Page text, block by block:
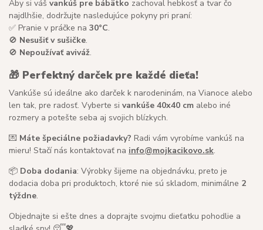
Aby si váš vankúš pre bábätko zachoval hebkosť a tvar čo
najdlhšie, dodržujte nasledujúce pokyny pri praní:
✅ Pranie v práčke na 30°C.
🚫 Nesušiť v sušičke.
🚫 Nepoužívať aviváž.
🎁 Perfektný darček pre každé dieťa!
Vankúše sú ideálne ako darček k narodeninám, na Vianoce alebo
len tak, pre radosť. Vyberte si vankúše 40x40 cm alebo iné
rozmery a potešte seba aj svojich blízkych.
💌 Máte špeciálne požiadavky? Radi vám vyrobíme vankúš na
mieru! Stačí nás kontaktovať na info@mojkacikovo.sk.
📦 Doba dodania: Výrobky šijeme na objednávku, preto je
dodacia doba pri produktoch, ktoré nie sú skladom, minimálne 2
týždne.
Objednajte si ešte dnes a doprajte svojmu dieťatku pohodlie a